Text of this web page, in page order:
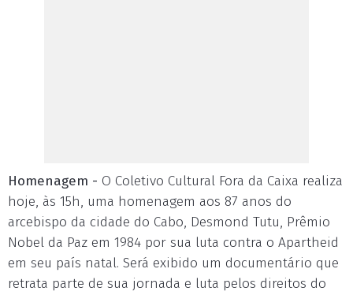
Homenagem - O Coletivo Cultural Fora da Caixa realiza
hoje, às 15h, uma homenagem aos 87 anos do
arcebispo da cidade do Cabo, Desmond Tutu, Prêmio
Nobel da Paz em 1984 por sua luta contra o Apartheid
em seu país natal. Será exibido um documentário que
retrata parte de sua jornada e luta pelos direitos do